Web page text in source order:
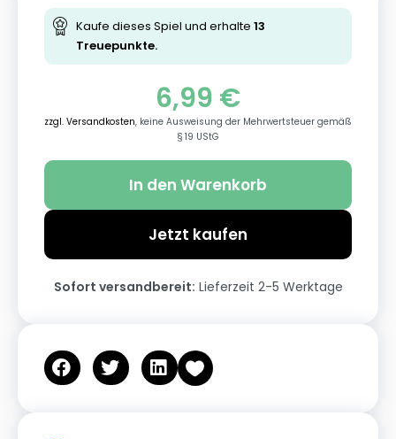
Kaufe dieses Spiel und erhalte 13
Treuepunkte.
6,99 €
zzgl. Versandkosten, keine Ausweisung der Mehrwertsteuer gemäß
§ 19 UStG
In den Warenkorb
Jetzt kaufen
Sofort versandbereit: Lieferzeit 2-5 Werktage